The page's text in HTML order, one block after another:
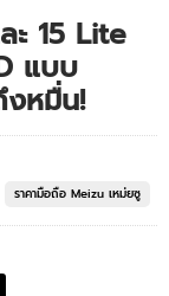
ะ 15 Lite
แบบ
งหมื่น!
ราคามือถือ Meizu เหม่ยซู